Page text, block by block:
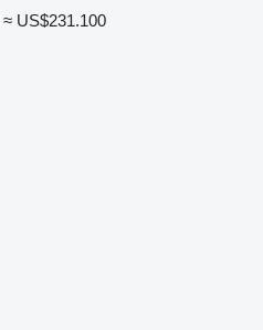
≈ US$231.100